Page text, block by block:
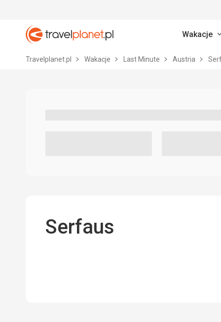
Travelplanet.pl
Wakacje
Travelplanet.pl Wakacje Last Minute Austria
Serfaus